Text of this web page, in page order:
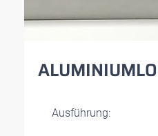
Ausführung: